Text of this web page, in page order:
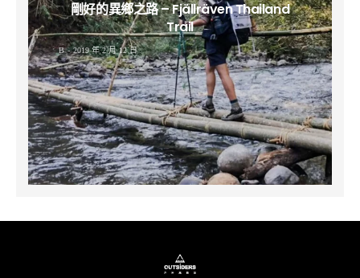
剛好的異鄉之路 – Fjällräven Thailand
Trail
B 2019 年 2 月 12 日